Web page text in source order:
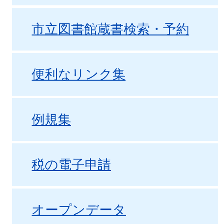
市立図書館蔵書検索・予約
便利なリンク集
例規集
税の電子申請
オープンデータ